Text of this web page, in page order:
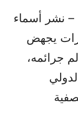
توثيق الحقوق | يونيو 2026 – نشر أسماء
يجهض
جرائمه،